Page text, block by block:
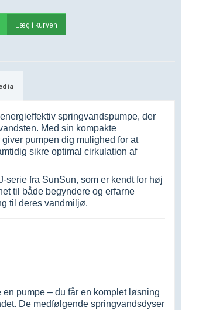
Læg i kurven
springvandspumpe, der
Med sin kompakte
pumpen dig mulighed for at
sikre optimal cirkulation af
fra SunSun, som er kendt for høj
til både begyndere og erfarne
til deres vandmiljø.
pumpe – du får en komplet løsning
De medfølgende springvandsdyser